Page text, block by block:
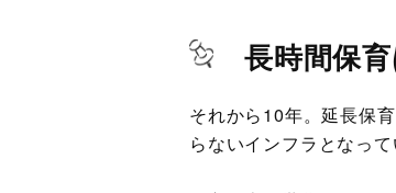
長時間保
それから10年。延長保
らないインフラとなって